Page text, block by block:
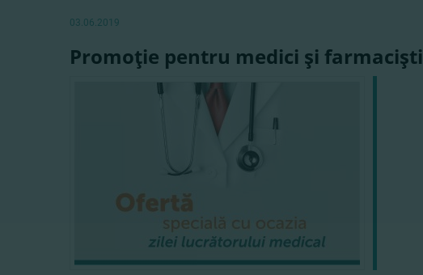
03.06.2019
Promoţie pentru medici şi farmacişti